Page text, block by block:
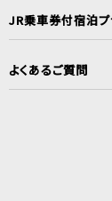
JR乗車券付宿泊プ
よくあるご質問